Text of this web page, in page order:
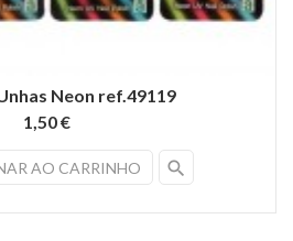
Neon ref.49119
1,50 €
AO CARRINHO search